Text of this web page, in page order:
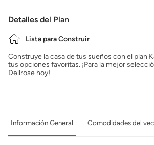
Detalles del Plan
Lista para Construir
Construye la casa de tus sueños con el plan
tus opciones favoritas. ¡Para la mejor
Dellrose hoy!
Información General Comodidades del